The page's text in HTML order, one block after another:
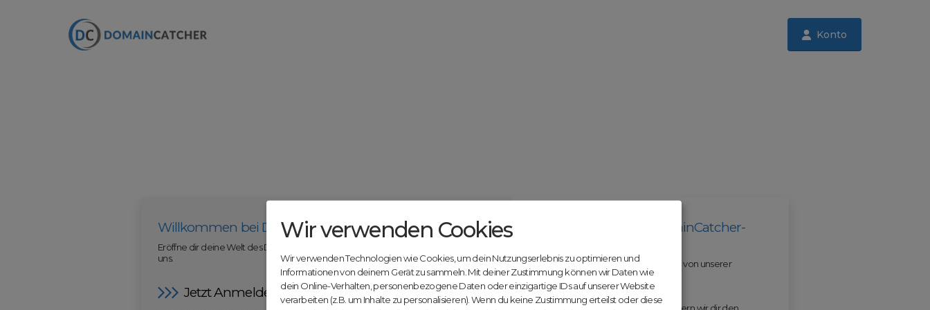
Konto
Willkommen bei DomainCatcher.com
Eröffne dir deine Welt des Domainhandels mit deiner kostenlosen Anmeldung bei
uns.
Jetzt Anmelden
Werde jetzt Teil der DomainCatcher-
Nutze unsere Erfahrung und profitiere von unserer
innovativen Plattform:
Mit Domex und ODM erleichtern wir dir den
Wir verwenden Cookies
Wir verwenden Technologien wie Cookies, um dein Nutzungserlebnis zu optimieren und
Informationen von deinem Gerät zu sammeln. Mit deiner Zustimmung können wir Daten wie
dein Online-Verhalten, personenbezogene Daten oder einzigartige IDs auf unserer Website
verarbeiten (z.B. um Inhalte zu personalisieren). Wenn du keine Zustimmung erteilst oder diese